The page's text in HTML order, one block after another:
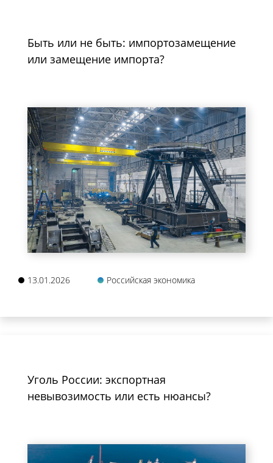
Быть или не быть: импортозамещение
или замещение импорта?
13.01.2026 Российская экономика
Уголь России: экспортная
невывозимость или есть нюансы?